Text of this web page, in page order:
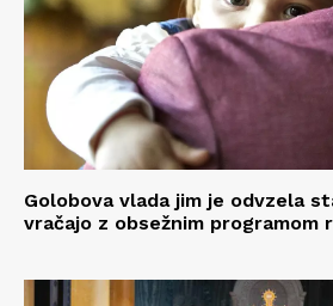
Golobova vlada jim je odvzela
vračajo z obsežnim programom